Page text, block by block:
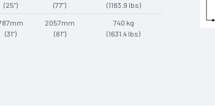
(25")
(77")
(1183.9 lbs)
(31")
2057mm
(81")
740 kg
(1631.4 lbs)